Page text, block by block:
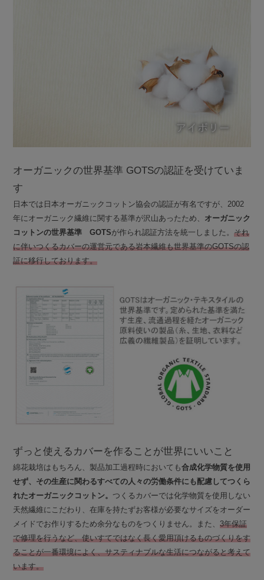
オーガニックの世界基準 GOTSの認証を受けていま
す
日本では日本オーガニックコットン協会の認証が有名ですが、2002
年にオーガニック繊維に関する基準が沢山あったため、 オーガニック
コットンの世界基準 GOTSが作られ認証方法を統一しました。それ
に伴いつくるカバーの運営元である岩本繊維も世界基準のGOTSの認
証に移行しております。
ずっと使えるカバーを作ることが世界にいいこと
綿花栽培はもちろん、製品加工過程時においても合成化学物質を使用
せず、その生産に関わるすべての人々の労働条件にも配慮してつくら
れたオーガニックコットン。 つくるカバーでは化学物質を使用しない
天然繊維にこだわり、在庫を持たずお客様が必要なサイズをオーダー
メイドでお作りするため余分なものをつくりません。また、3年保証
で修理を行うなど、使いすてではなく長く愛用頂けるものづくりをす
ることが一番環境によく、サスティナブルな生活につながると考えて
います。